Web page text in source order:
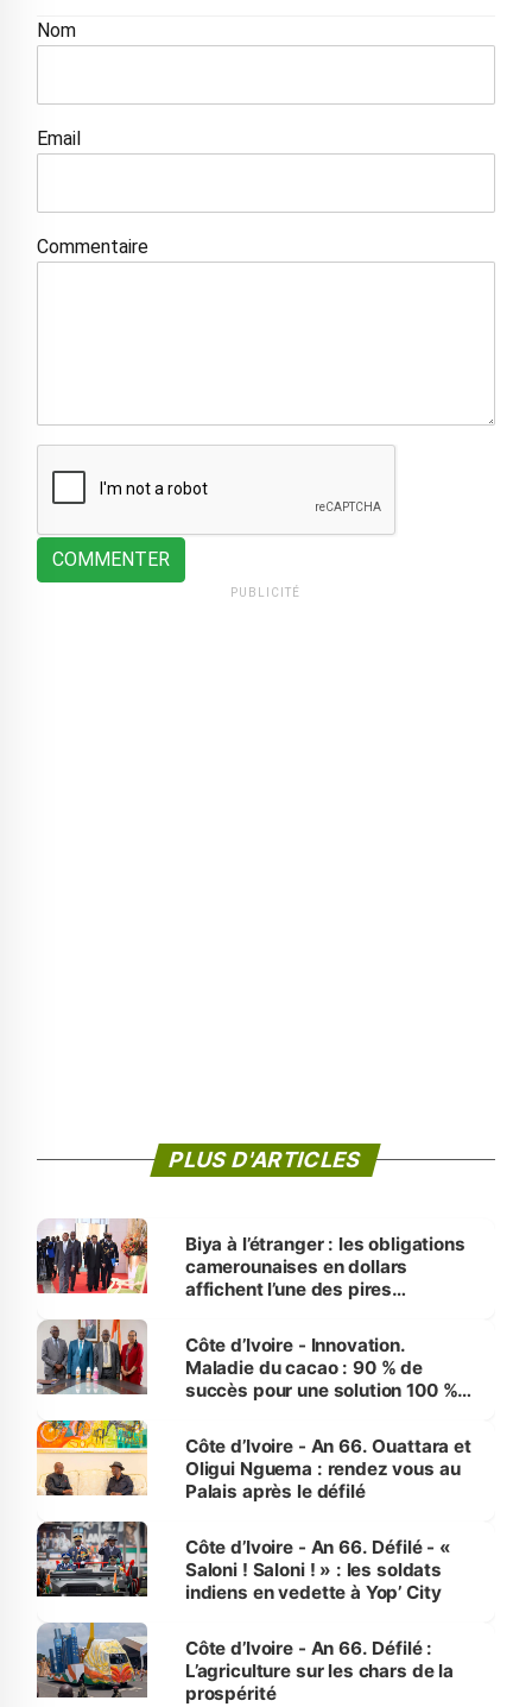
Nom
Email
Commentaire
COMMENTER
PUBLICITÉ
PLUS D'ARTICLES
Biya à l’étranger : les obligations
camerounaises en dollars
affichent l’une des pires
Côte d’Ivoire - Innovation.
Maladie du cacao : 90 % de
succès pour une solution 100 %
Côte d’Ivoire - An 66. Ouattara et
Oligui Nguema : rendez vous au
Palais après le défilé
Côte d’Ivoire - An 66. Défilé - «
Saloni ! Saloni ! » : les soldats
indiens en vedette à Yop’ City
Côte d’Ivoire - An 66. Défilé :
L’agriculture sur les chars de la
prospérité